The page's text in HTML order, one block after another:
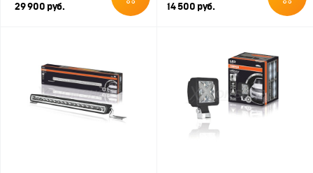
29 900 руб. 14 500 руб.